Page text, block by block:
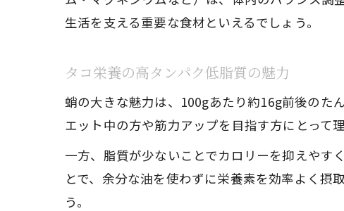
生活を支える重要な食材といえるでしょう。
タコ栄養の高タンパク低脂質の魅力
蛸の大きな魅力は、100gあたり約16g前後のた
エット中の方や筋力アップを目指す方にとって
一方、脂質が少ないことでカロリーを抑えやす
とで、余分な油を使わずに栄養素を効率よく摂
う。